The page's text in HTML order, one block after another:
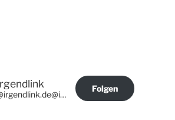
@irgendlink.de@irgendlink.de
Folgen